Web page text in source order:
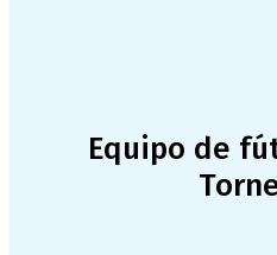
Equipo de